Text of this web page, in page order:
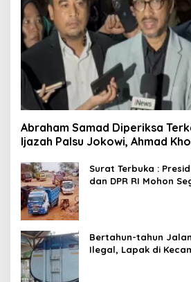
Abraham Samad Diperiksa
Ijazah Palsu Jokowi, Ahmad
Surat Terbuka :
dan DPR RI Mohon
Bertahun-tahun
Ilegal, Lapak di